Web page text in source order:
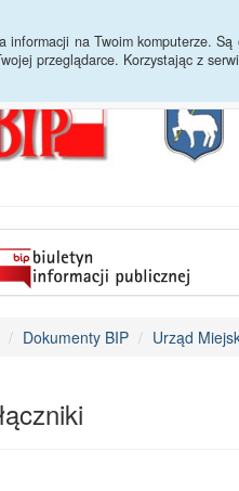
informacji na Twoim komputerze.
przeglądarce. Korzystając z
Dokumenty BIP Urząd